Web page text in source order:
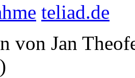
teliad.de
von Jan
)